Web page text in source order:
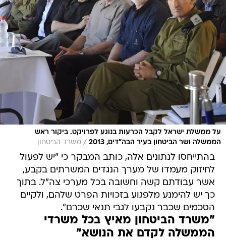
על ממשלת ישראל לקבל הכרעות בנוגע לפרויקט. ביקור ראש
הממשלה ושר הביטחון בעיר הבה"דים, 2013
/ משרד הביטחון
בהתייחסו לנתונים אלה, כותב המבקר כי "יש לפעול
לחיזוק מעמדו של מערך הנגדים המשרתים בקבע,
אשר עבודתם קשה וחשובה בכל מערכי צה"ל. בתוך
כך יש להימנע מלפגוע בזכויות הפרט שלהם, ולקיים
הסכמים שכבר נקבעו לגבי תנאי שכרם".
"משרד הביטחון מאיץ בכל משרדי
הממשלה לקדם את הנושא"